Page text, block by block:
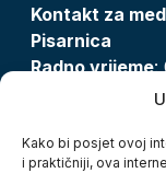
Kako bi posjet ovoj
i praktičniji, ova
Kontakt za
Pisarnica
Radno vrijeme: